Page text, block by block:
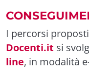
I percorsi
Docenti.it si
line, in modalità